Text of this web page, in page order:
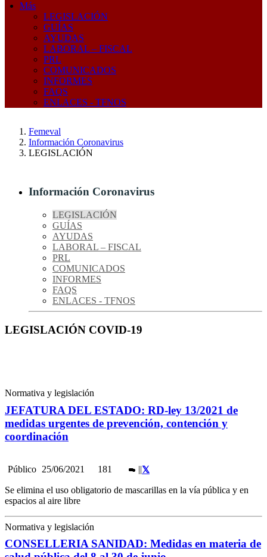
Más
LEGISLACIÓN
GUÍAS
AYUDAS
LABORAL – FISCAL
PRL
COMUNICADOS
INFORMES
FAQS
ENLACES - TFNOS
Femeval
Información Coronavirus
LEGISLACIÓN
Información Coronavirus
LEGISLACIÓN
GUÍAS
AYUDAS
LABORAL – FISCAL
PRL
COMUNICADOS
INFORMES
FAQS
ENLACES - TFNOS
LEGISLACIÓN COVID-19
Normativa y legislación
JEFATURA DEL ESTADO: RD-ley 13/2021 de
medidas urgentes de prevención, contención y
coordinación
Público 25/06/2021 181 ||
Se elimina el uso obligatorio de mascarillas en la vía pública y en
espacios al aire libre
Normativa y legislación
CONSELLERIA SANIDAD: Medidas en materia de